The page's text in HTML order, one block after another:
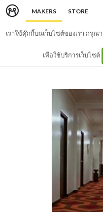
MAKERS STORE
เราใช้คุ๊กกี้บนเว็บไซต์ของเรา กรุ
เพื่อใช้บริการเว็บไซต์